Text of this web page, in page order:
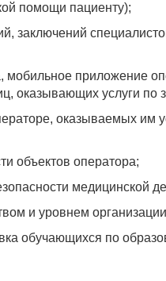
помощи пациенту);
заключений
мобильное приложение
оказывающих услуги по
оказываемых им
объектов оператора;
медицинской
и уровнем
обучающихся по